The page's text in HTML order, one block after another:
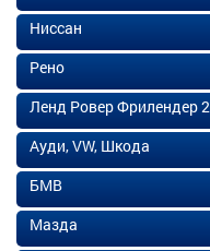
Ниссан
Рено
Ленд Ровер Фрилендер 2
Ауди, VW, Шкода
БМВ
Мазда